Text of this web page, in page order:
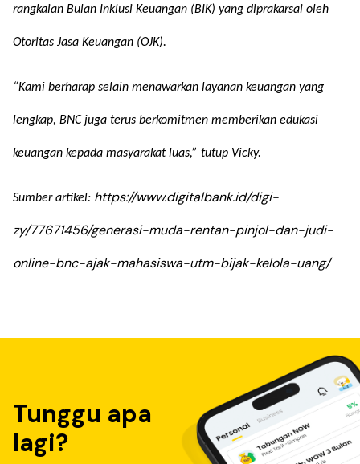
rangkaian Bulan Inklusi Keuangan (BIK) yang diprakarsai oleh
Otoritas Jasa Keuangan (OJK).
“Kami berharap selain menawarkan layanan keuangan yang
lengkap, BNC juga terus berkomitmen memberikan edukasi
keuangan kepada masyarakat luas,” tutup Vicky.
Sumber artikel: https://www.digitalbank.id/digi-
zy/77671456/generasi-muda-rentan-pinjol-dan-judi-
online-bnc-ajak-mahasiswa-utm-bijak-kelola-uang/
Tunggu apa
lagi?